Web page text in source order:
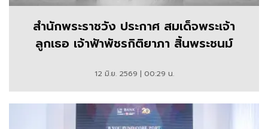
สำนักพระราชวัง ประกาศ สมเด็จพระเจ้า
ลูกเธอ เจ้าฟ้าพัชรกิติยาภา สิ้นพระชนม์
12 มิ.ย. 2569 | 00:29 น.